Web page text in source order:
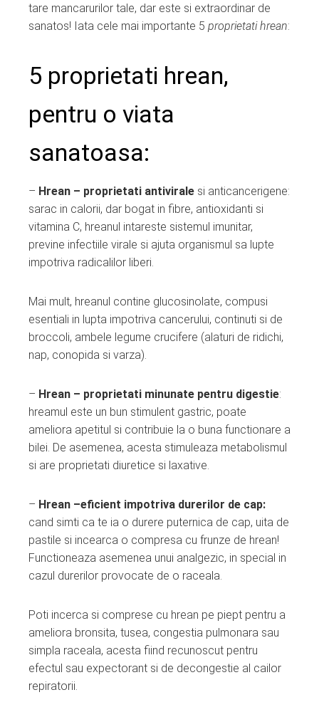
tare mancarurilor tale, dar este si extraordinar de
sanatos! Iata cele mai importante 5 proprietati hrean:
5 proprietati hrean,
pentru o viata
sanatoasa:
– Hrean – proprietati antivirale si anticancerigene:
sarac in calorii, dar bogat in fibre, antioxidanti si
vitamina C, hreanul intareste sistemul imunitar,
previne infectiile virale si ajuta organismul sa lupte
impotriva radicalilor liberi.
Mai mult, hreanul contine glucosinolate, compusi
esentiali in lupta impotriva cancerului, continuti si de
broccoli, ambele legume crucifere (alaturi de ridichi,
nap, conopida si varza).
– Hrean – proprietati minunate pentru digestie:
hreamul este un bun stimulent gastric, poate
ameliora apetitul si contribuie la o buna functionare a
bilei. De asemenea, acesta stimuleaza metabolismul
si are proprietati diuretice si laxative.
– Hrean –eficient impotriva durerilor de cap:
cand simti ca te ia o durere puternica de cap, uita de
pastile si incearca o compresa cu frunze de hrean!
Functioneaza asemenea unui analgezic, in special in
cazul durerilor provocate de o raceala.
Poti incerca si comprese cu hrean pe piept pentru a
ameliora bronsita, tusea, congestia pulmonara sau
simpla raceala, acesta fiind recunoscut pentru
efectul sau expectorant si de decongestie al cailor
repiratorii.